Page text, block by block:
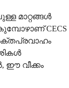
മാറ്റങ്ങൾ
CECS
ഈ വീക്കം